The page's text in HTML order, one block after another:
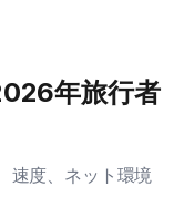
年旅行者
速度、ネット環境